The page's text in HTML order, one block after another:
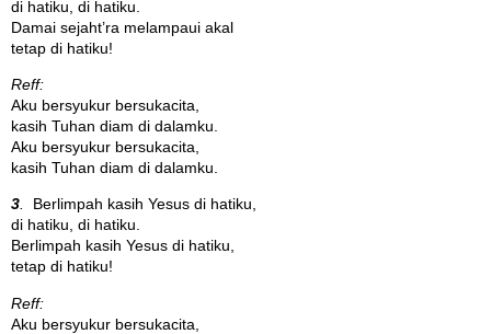
di hatiku, di hatiku.
Damai sejaht’ra melampaui akal
tetap di hatiku!
Reff:
Aku bersyukur bersukacita,
kasih Tuhan diam di dalamku.
Aku bersyukur bersukacita,
kasih Tuhan diam di dalamku.
3.
Berlimpah kasih Yesus di hatiku,
di hatiku, di hatiku.
Berlimpah kasih Yesus di hatiku,
tetap di hatiku!
Reff:
Aku bersyukur bersukacita,